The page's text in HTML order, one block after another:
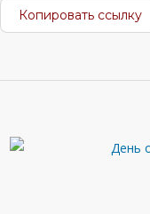
Копировать ссылку